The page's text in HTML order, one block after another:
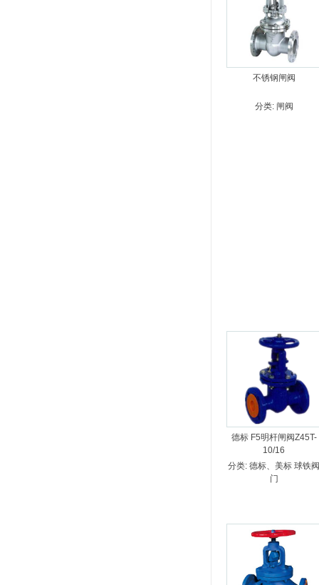
不锈钢闸阀
分类: 闸阀
德标 F5明杆闸阀Z45T-
10/16
分类: 德标、美标 球铁阀
门